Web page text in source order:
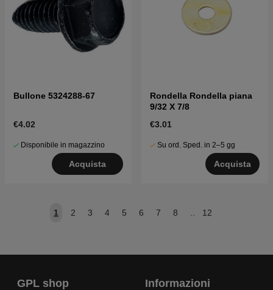
Bullone 5324288-67
€4.02
Disponibile in magazzino
Acquista
Rondella Rondella piana
9/32 X 7/8
€3.01
Su ord. Sped. in 2–5 gg
Acquista
1 2 3 4 5 6 7 8 12
GPL shop Informazioni